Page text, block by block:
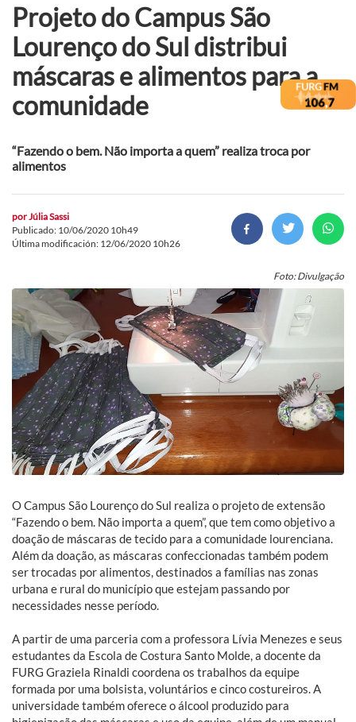
Projeto do Campus São
Lourenço do Sul distribui
máscaras e alimentos para a
comunidade
“Fazendo o bem. Não importa a quem” realiza troca por
alimentos
porJúlia Sassi
Publicado: 10/06/2020 10h49
Última modificación: 12/06/2020 10h26
Foto: Divulgação
O Campus São Lourenço do Sul realiza o projeto de extensão
“Fazendo o bem. Não importa a quem”, que tem como objetivo a
doação de máscaras de tecido para a comunidade lourenciana.
Além da doação, as máscaras confeccionadas também podem
ser trocadas por alimentos, destinados a famílias nas zonas
urbana e rural do município que estejam passando por
necessidades nesse período.
A partir de uma parceria com a professora Lívia Menezes e seus
estudantes da Escola de Costura Santo Molde, a docente da
FURG Graziela Rinaldi coordena os trabalhos da equipe
formada por uma bolsista, voluntários e cinco costureiros. A
universidade também oferece o álcool produzido para